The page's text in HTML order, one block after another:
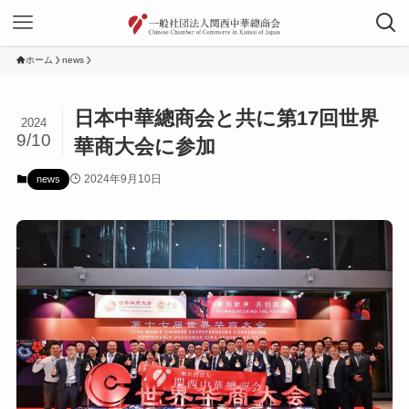
ホーム news
日本中華總商会と共に第17回世界
華商大会に参加
2024
9/10
news 2024年9月10日